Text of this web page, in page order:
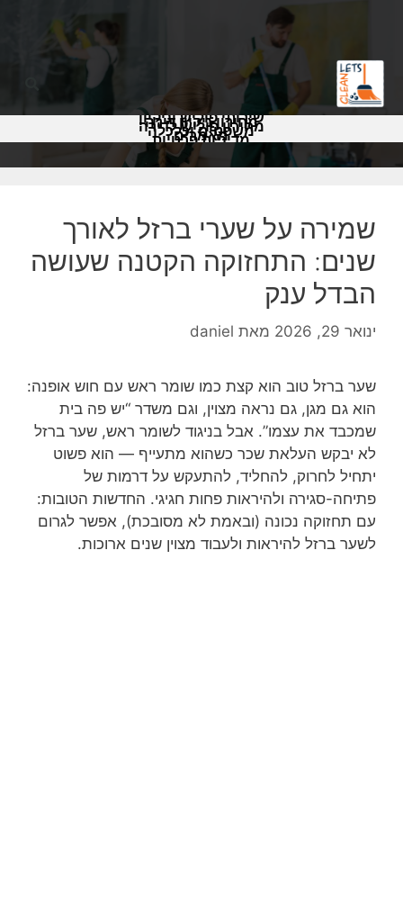
שירותי פוליש וניקיון
מחירון ניקיון דירה
מחירון פוליש לדירה
משפטים וכלכלה
מאמרים
מדיניות פרטיות
שמירה על שערי ברזל לאורך
שנים: התחזוקה הקטנה שעושה
הבדל ענק
ינואר 29, 2026 מאת daniel
שער ברזל טוב הוא קצת כמו שומר ראש עם חוש אופנה:
הוא גם מגן, גם נראה מצוין, וגם משדר “יש פה בית
שמכבד את עצמו”. אבל בניגוד לשומר ראש, שער ברזל
לא יבקש העלאת שכר כשהוא מתעייף — הוא פשוט
יתחיל לחרוק, להחליד, להתעקש על דרמות של
פתיחה-סגירה ולהיראות פחות חגיגי. החדשות הטובות:
עם תחזוקה נכונה (ובאמת לא מסובכת), אפשר לגרום
לשער ברזל להיראות ולעבוד מצוין שנים ארוכות.